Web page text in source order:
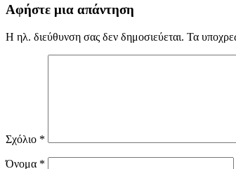
Αφήστε μια απάντηση
Η ηλ. διεύθυνση σας δεν δημοσιεύεται. Τα
Σχόλιο *
Όνομα *